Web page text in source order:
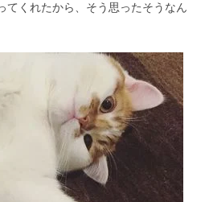
てくれたから、そう思ったそうなん